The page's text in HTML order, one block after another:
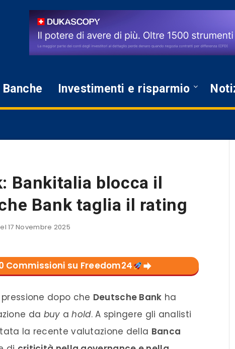
Banche Investimenti e risparmio
Bankitalia blocca il
Bank taglia il rating
17 Novembre 2025
Commissioni su Freedom24
dopo che Deutsche Bank ha
da buy ahold. A spingere gli analisti
la recente valutazione della Banca